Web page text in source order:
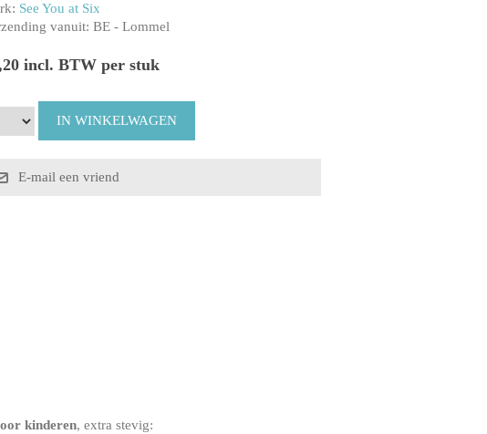
See You at Six
vanuit: BE - Lommel
incl. BTW per stuk
kinderen, extra stevig: